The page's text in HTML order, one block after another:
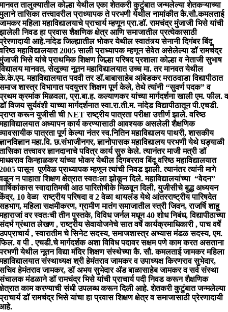
तालुक्यातील कोल्हा येथील एका शेतकरी कुटुंबात जन्मलेल्या शेतकऱ्याच्या
तासिका तत्त्वावरील प्राध्यापक ते परभणी येथील नामांकीत कै.सौ.कमलताई
महिला महाविद्यालयाचे प्राचार्य म्हणून प्रा.डॉ. रामचंद्र मुंजाजी भिसे यांची
निवड हा प्रवास शैक्षणिक क्षेत्र आणि समाजातील प्रत्येकासाठी
आहे.नांदेड जिल्ह्यातील भोकर येथील स्वातंत्र्य सेनानी दिगंबर बिंदू
महाविद्यालयात 2005 साली प्राध्यापक म्हणून सेवेत असेलेल्या डॉ रामचंद्र
भिसे यांचे प्राथमिक शिक्षण जिल्हा परिषद प्रशाला कोल्हा व नेताजी सुभाष
मानवत, सेलूच्या नूतन महाविद्यालयात उच्च मा. तर मानवत येथील
महाविद्यालयात पदवी तर डॉ.बाबासाहेब आंबेडकर मराठवाडा विद्यापीठात
शास्त्र विभागात पदयुत्तर शिक्षण पूर्ण केले, तेथे त्यांनी “सुवर्ण पदक” व
क्रमांक मिळवला, प्रा.बा.ह. कल्याणकर यांच्या मार्गदर्शना खाली एम. फील. व
विजय सुर्यवंशी याच्या मार्गदर्शनात स्वा.रा.ती.म. नांदेड विद्यापीठातून पी.एचडी.
करून युजीसी ची NET राष्ट्रीय पात्रता परीक्षा उत्तीर्ण झाले. वरिष्ठ
अध्यापन कार्य करण्यासाठी आवश्यक असलेली शैक्षणिक
पात्रता पूर्ण केल्या नंतर स्व.नितिन महाविद्यालय पाथरी, शासकीय
महा.वि. छ.संभाजीनगर, ज्ञानोपासक महाविद्यालय परभणी येथे घड्याळी
तत्त्वावर ज्ञानदानाचे पवित्र कार्य सुरु केले. त्यानंतर माजी मत्री डॉ
किन्हाळकर यांच्या भोकर येथील दिगबरराव बिंदू वरिष्ठ महाविद्यालयात
पासून पूर्णवेळ प्राध्यापक म्हणून त्यांची निवड झाली. त्यानंतर त्यांनी मागे
न पाहाता शिक्षण क्षेत्रात स्वतःला झोकून दिले. महाविद्यालयांच्या “वेदन”
स्वादातिमची आठ पारितोषीके मिळवून दिली, युजीसीचे बुद्ध अध्ययन
10 वेळा राष्ट्रीय परिषदा व 2 वेळा थायलंड येथे आंतरराष्ट्रीय पारिषदेत
महिला सक्षमीकरण, ग्रामीण मातंग समाजातील स्त्री जिवन, राजर्षि शाहू
वर स्वतःची तीन पुस्तके, विविध जर्नल मधून 40 शोध निबंध, विद्यापीठाच्या
ग्रंथात लेखण , राष्ट्रीय सेवायोजनेचे सात वर्षे कार्यक्रमाधिकारी , पाच वर्षे
, स्वारातीम चे सिनेट सदस्य, समाजशास्त्र अभ्यास मंडळ सदस्य, एम.
व पी . एचडी.चे मार्गदर्शक अशा विविध पदावर सक्षम पणे काम करत असताना
येथील नूतन विद्या मंदिर शिक्षण संस्थेच्या कै. सौ. कमलताई जामकर महिला
संस्थाध्यक्ष श्री हेमंतराव जामकर व उपाध्यक्ष किरणराव सुभेदार,
हेमंतराव जामकर, डॉ अभय सुभेदार ॲड बाळासाहेब जामकर व सर्व संस्था
मंडळाने डॉ रामचंद्र भिसे यांची प्राचार्य पदी निवड करून शैक्षणिक
काम करण्याची संधी उपलब्ध करून दिली आहे. शेतकरी कुटुंबात जन्मलेल्या
डॉ रामचंद्र भिसे यांचा हा प्रवास शिक्षण क्षेत्र व समाजासाठी प्रेरणादायी